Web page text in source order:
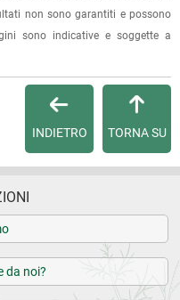
lo stato di lavorazione
via e-mail.
di vendita
non sono garantiti e possono
sono indicative e soggette a
TORNA SU
INDIETRO
da noi?